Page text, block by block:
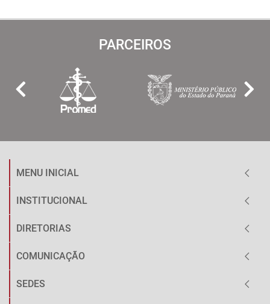
PARCEIROS
MENU INICIAL
INSTITUCIONAL
DIRETORIAS
COMUNICAÇÃO
SEDES